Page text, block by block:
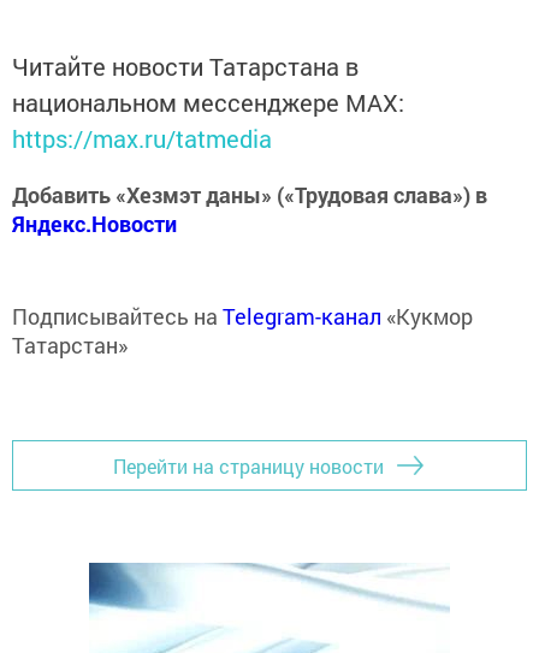
Читайте новости Татарстана в
национальном мессенджере MАХ:
https://max.ru/tatmedia
Добавить «Хезмэт даны» («Трудовая слава») в
Яндекс.Новости
Подписывайтесь на Telegram-канал «Кукмор
Татарстан»
Перейти на страницу новости